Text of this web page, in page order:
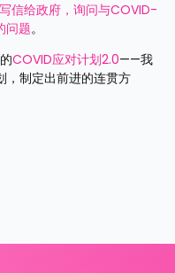
信给政府，询问与COVID-
问题。
COVID应对计划2.0——我
，制定出前进的连贯方